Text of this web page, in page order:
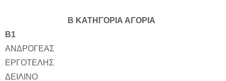
Β ΚΑΤΗΓΟΡΙΑ ΑΓΟΡΙΑ
Β1
ΑΝΔΡΟΓΕΑΣ
ΕΡΓΟΤΕΛΗΣ
ΔΕΙΛΙΝΟ